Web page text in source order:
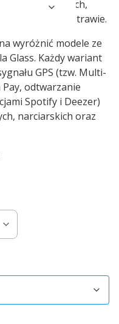
drużynowych,
czy hokej na trawie.
wyróżnić modele ze
Glass. Każdy wariant
GPS (tzw. Multi-
Pay, odtwarzanie
Spotify i Deezer)
narciarskich oraz